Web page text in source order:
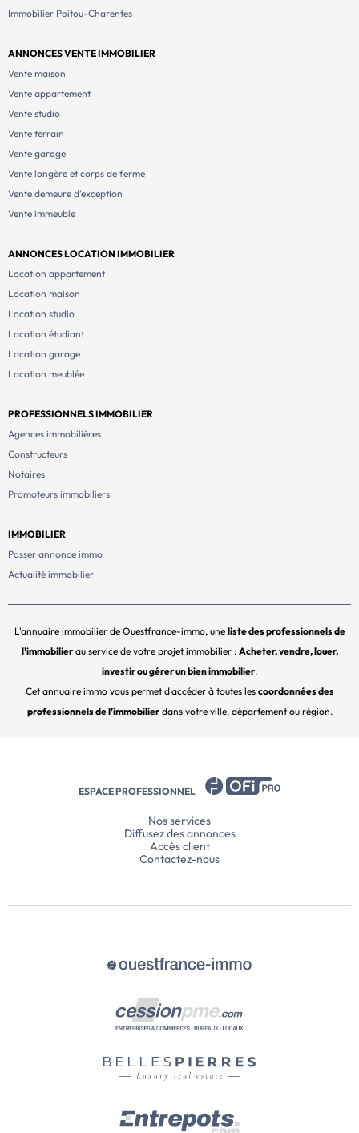
Immobilier Poitou-Charentes
ANNONCES VENTE IMMOBILIER
Vente maison
Vente appartement
Vente studio
Vente terrain
Vente garage
Vente longère et corps de ferme
Vente demeure d'exception
Vente immeuble
ANNONCES LOCATION IMMOBILIER
Location appartement
Location maison
Location studio
Location étudiant
Location garage
Location meublée
PROFESSIONNELS IMMOBILIER
Agences immobilières
Constructeurs
Notaires
Promoteurs immobiliers
IMMOBILIER
Passer annonce immo
Actualité immobilier
L'annuaire immobilier de Ouestfrance-immo, une liste des professionnels de
l'immobilierau service de votre projet immobilier : Acheter, vendre, louer,
investir ou gérer un bien immobilier.
Cet annuaire immo vous permet d'accéder à toutes les coordonnées des
professionnels de l’immobilierdans votre ville, département ou région.
ESPACE PROFESSIONNEL
Nos services
Diffusez des annonces
Accès client
Contactez-nous